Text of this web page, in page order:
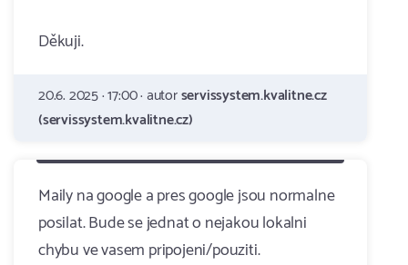
Děkuji.
20.6. 2025 · 17:00 · autorservissystem.kvalitne.cz
(servissystem.kvalitne.cz)
Maily na google a pres google jsou normalne
posilat. Bude se jednat o nejakou lokalni
chybu ve vasem pripojeni/pouziti.